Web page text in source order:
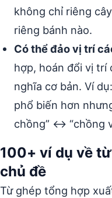
không chỉ riêng
riêng bánh nào.
Có thể đảo vị trí
hợp, hoán đổi vị trí
nghĩa cơ bản. Ví
phổ biến hơn
chồng” ↔ “chồng
100+ ví dụ về
chủ đề
Từ ghép tổng hợp